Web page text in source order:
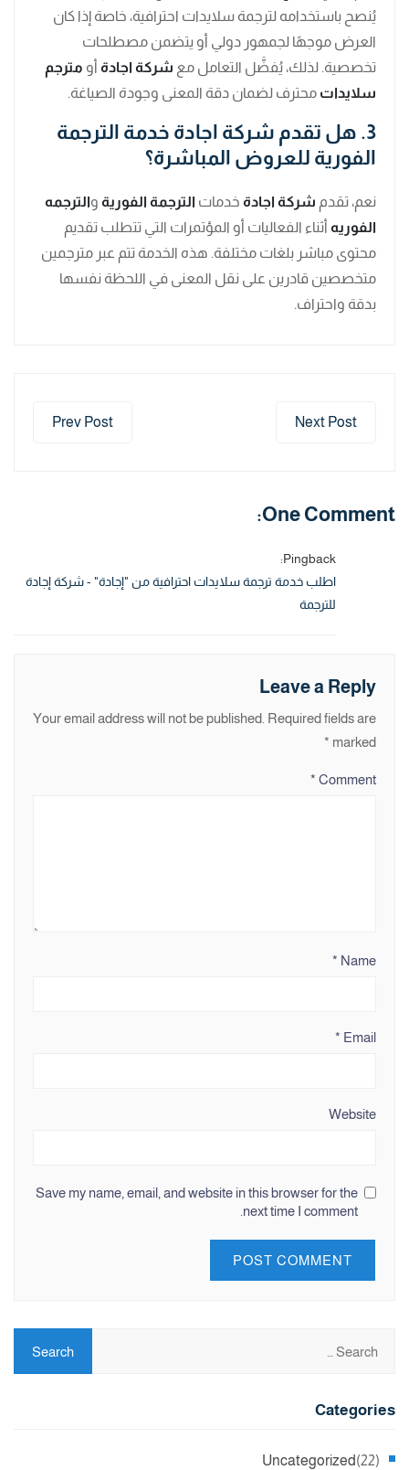
يُنصح باستخدامه لترجمة سلايدات احترافية، خاصة إذا كان
العرض موجهًا لجمهور دولي أو يتضمن مصطلحات
تخصصية. لذلك، يُفضَّل التعامل مع شركة اجادة أو مترجم
سلايدات محترف لضمان دقة المعنى وجودة الصياغة.
3. هل تقدم شركة اجادة خدمة الترجمة
الفورية للعروض المباشرة؟
نعم، تقدم شركة اجادة خدمات الترجمة الفورية والترجمه
الفوريه أثناء الفعاليات أو المؤتمرات التي تتطلب تقديم
محتوى مباشر بلغات مختلفة. هذه الخدمة تتم عبر مترجمين
متخصصين قادرين على نقل المعنى في اللحظة نفسها
بدقة واحتراف.
Prev Post Next Post
One Comment:
Pingback:
اطلب خدمة ترجمة سلايدات احترافية من "إجادة" - شركة إجادة
للترجمة
Leave a Reply
Your email address will not be published. Required fields are
marked
*
Comment
*
Name
*
Email
*
Website
Save my name, email, and website in this browser for the
next time I comment.
Categories
Uncategorized (22)